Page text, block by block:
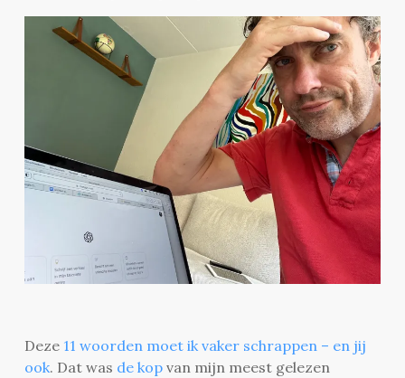
Deze 11 woorden moet ik vaker schrappen – en jij
ook. Dat was de kopvan mijn meest gelezen